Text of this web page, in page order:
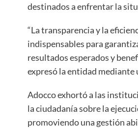
destinados a enfrentar la
“La transparencia y la
indispensables para
resultados esperados y
expresó la entidad mediante
Adocco exhortó a las
la ciudadanía sobre la
promoviendo una gestión